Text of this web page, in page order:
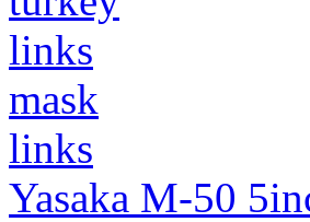
links
mask
links
Yasaka M-50